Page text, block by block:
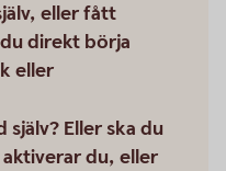
eller fått
direkt börja
eller
själv? Eller ska du
du, eller